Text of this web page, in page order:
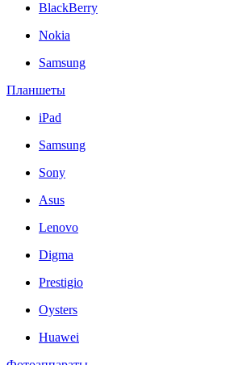
BlackBerry
Nokia
Samsung
Планшеты
iPad
Samsung
Sony
Asus
Lenovo
Digma
Prestigio
Oysters
Huawei